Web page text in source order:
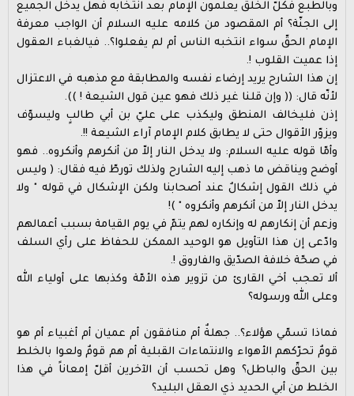
وبالطبع فكلّ الخلق يعلمون الإمام بعد انتخابه فهل يدخل الجميع
إلى الجنّة؟ أم المقصود من كلامه عليه السلام أن الواجب معرفة
الإمام الحقّ سواء انتخبه الناس أم لم يفعلوا؟.. فيالغباء العقول
إذا عميت القلوب !.
إن هذا الشارح يريد إرضاء نفسه والمطابقة مع مذهبه في الاعتزال
لأنّه قال: (( وإن قلنا غير ذلك فهو عين قول الشيعة ! )).
إذن فليخالف المنطق وليكذب على عليّ بن أبي طالبٍ وليسوّف
ويزوّر الأقوال حتى لا يطابق كلام الإمام آراء الشيعة !!.
وأمّا قوله عليه السلام: ولا يدخل النار إلاّ من أنكرهم وأنكروه.. فهو
أوضح ويناقض ما ذهب إليه الشارح ولذلك تورطّ فيه فقال: ( وليس
في ذلك القول إشكالٌ عند أصحابنا ولكن الإشكال في قوله " ولا
يدخل النار إلاّ من أنكرهم وأنكروه " )!
وزعم أن إنكارهم له وإنكاره لهم يتمّ في يوم القيامة بسبب أعمالهم
وادّعى إن هذا التأويل هو الوحيد الممكن للحفاظ على رأي السلف
في صحّة خلافة الصدّيق والفاروق !.
ألا تعجب أخي القارئ من تزوير هذه الأمّة وكذبها على أولياء الله
وعلى الله ورسوله؟
فماذا تسمّي هؤلاء؟.. جهلةٌ أم منافقون أم عميان أم أغبياء أم هو
قومٌ تحرّكهم الأهواء والانتماءات القبلية أم هم قومٌ ولعوا بالخلط
بين الحقّ والباطل؟ وهل تحسب أن الآخرين أقلّ إمعاناً في هذا
الخلط من أبي الحديد ذي العقل البليد؟